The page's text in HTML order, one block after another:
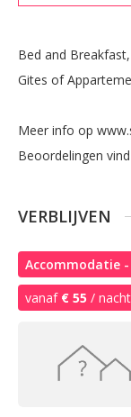
Bed and
Gites of
Meer info op
Beoordelingen
VERBLIJVEN
Accommodatie
vanaf € 55 / nacht